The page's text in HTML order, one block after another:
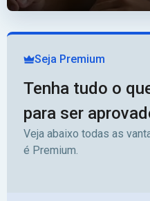
Seja Premium
Tenha tudo o
para ser
Veja abaixo todas as
é Premium.